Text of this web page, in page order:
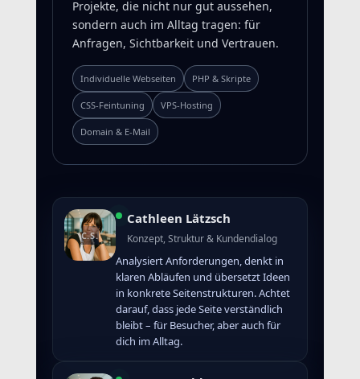
Projekte, die nicht nur gut aussehen,
sondern auch im Alltag tragen: für
Anfragen, Sichtbarkeit und Vertrauen.
Individuelle Webseiten PHP & Skripte
CSS‑Feintuning VPS‑Hosting
Domain & E‑Mail
Cathleen Lätzsch
Konzept, Struktur & Kundendialog
Analysiert Anforderungen, denkt in
klaren Abläufen und übersetzt Ideen
in konkrete Seitenstrukturen. Achtet
darauf, dass jede Seite verständlich
bleibt – für Besucher, aber auch für
dich im Alltag.